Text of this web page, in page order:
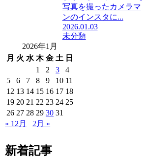
写真を撮ったカメラマ
ンのインスタに...
2026.01.03
未分類
2026年1月
月 火 水 木 金 土 日
1
2 3
4
5
6 7 8 9 10 11
12 13 14 15 16 17 18
19 20 21 22 23 24 25
26 27 28 29 30 31
« 12月
2月 »
新着記事